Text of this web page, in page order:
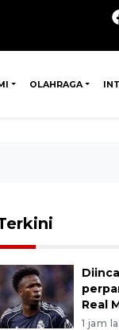
OLAHRAGA
Real
1 jam